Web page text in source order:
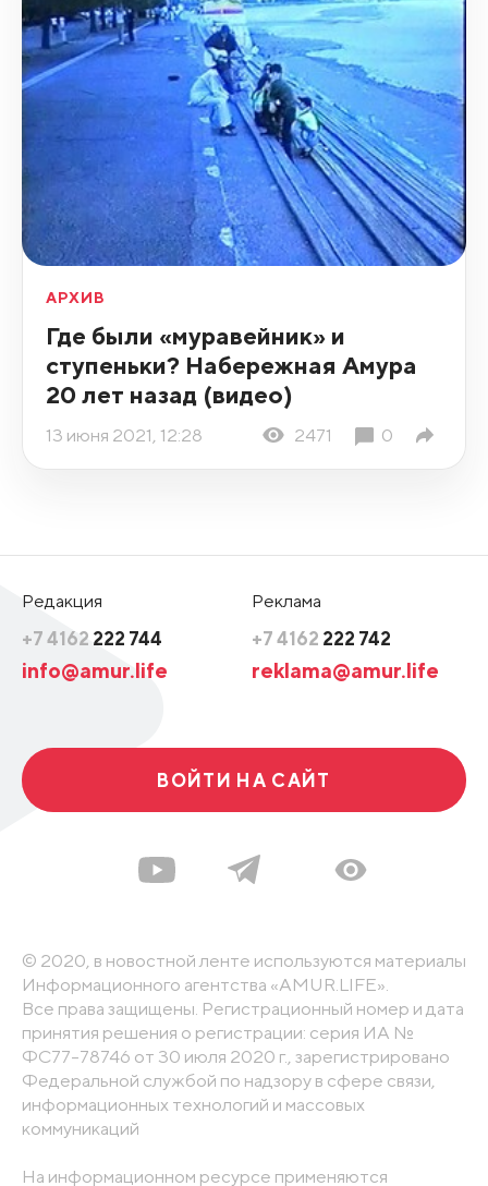
АРХИВ
Где были «муравейник» и
ступеньки? Набережная Амура
20 лет назад (видео)
13 июня 2021, 12:28 2471 0
Редакция
+7 4162 222 744
info@amur.life
Реклама
+7 4162 222 742
reklama@amur.life
ВОЙТИ НА САЙТ
© 2020, в новостной ленте используются материалы
Информационного агентства «AMUR.LIFE».
Все права защищены. Регистрационный номер и дата
принятия решения о регистрации: серия ИА №
ФС77-78746 от 30 июля 2020 г., зарегистрировано
Федеральной службой по надзору в сфере связи,
информационных технологий и массовых
коммуникаций
На информационном ресурсе применяются